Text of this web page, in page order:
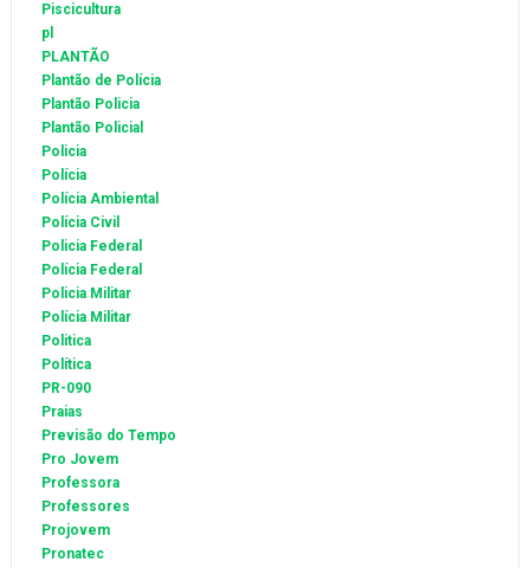
Piscicultura
pl
PLANTÃO
Plantão de Polícia
Plantão Policia
Plantão Policial
Policia
Polícia
Polícia Ambiental
Polícia Civil
Policia Federal
Polícia Federal
Policia Militar
Polícia Militar
Politica
Política
PR-090
Praias
Previsão do Tempo
Pro Jovem
Professora
Professores
Projovem
Pronatec